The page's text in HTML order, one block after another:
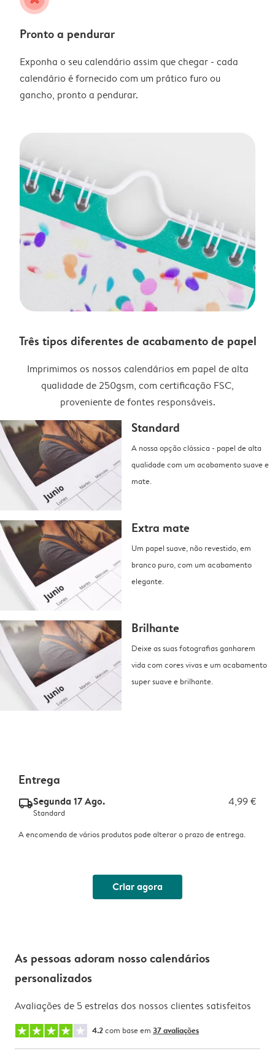
Pronto a pendurar
Exponha o seu calendário assim que chegar - cada
calendário é fornecido com um prático furo ou
gancho, pronto a pendurar.
Três tipos diferentes de acabamento de papel
Imprimimos os nossos calendários em papel de alta
qualidade de 250gsm, com certificação FSC,
proveniente de fontes responsáveis.
Standard
A nossa opção clássica - papel de alta
qualidade com um acabamento suave e
mate.
Extra mate
Um papel suave, não revestido, em
branco puro, com um acabamento
elegante.
Brilhante
Deixe as suas fotografias ganharem
vida com cores vivas e um acabamento
super suave e brilhante.
Entrega
delivery_standard_v2Segunda 17 Ago. 4,99 €
Standard
A encomenda de vários produtos pode alterar o prazo de entrega.
Criar agora
As pessoas adoram nosso calendários
personalizados
Avaliações de 5 estrelas dos nossos clientes satisfeitos
4.2com base em 37 avaliações